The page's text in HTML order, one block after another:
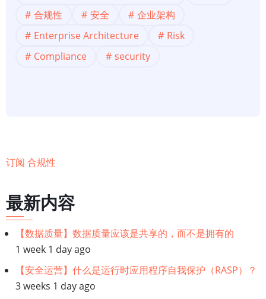
架
企
业
险，
规
和
安
全
性
合规性
安全
企业架构
Enterprise Architecture
Risk
Compliance
security
订阅 合规性
最新内容
【数据质量】数据质量应该是共享的，而不是拥有的
1 week 1 day ago
【安全运营】什么是运行时应用程序自我保护（RASP）？
3 weeks 1 day ago